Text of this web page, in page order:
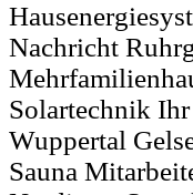
Nachricht
Solartechnik
Wuppertal
Sauna